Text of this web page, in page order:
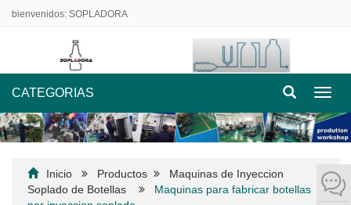
bienvenidos: SOPLADORA
CATEGORIAS
Inicio Productos
Maquinas de Inyeccion
Soplado de Botellas
Maquinas para fabricar botellas